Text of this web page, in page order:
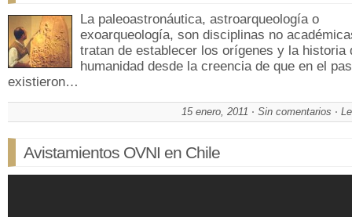
La paleoastronáutica, astroarqueología o
exoarqueología, son disciplinas no
tratan de establecer los orígenes y la historia
humanidad desde la creencia de que en el
existieron…
15 enero, 2011 Sin comentarios
Avistamientos OVNI en Chile